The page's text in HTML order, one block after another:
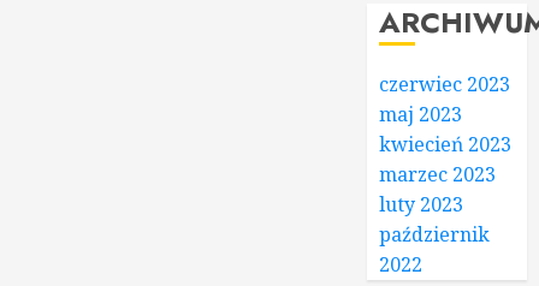
czerwiec 2023
maj 2023
kwiecień 2023
marzec 2023
luty 2023
październik
2022